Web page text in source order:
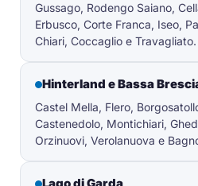
Gussago, Rodengo Saiano,
Erbusco, Corte Franca, Iseo,
Chiari, Coccaglio e Travagliato.
Hinterland e Bassa
Castel Mella, Flero,
Castenedolo, Montichiari,
Orzinuovi, Verolanuova e